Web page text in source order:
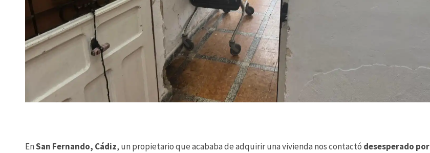
EnSan Fernando, Cádiz, un propietario que acababa de adquirir una vivienda nos contactó desesperado por